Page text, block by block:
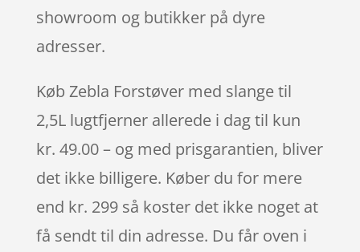
showroom og butikker på dyre
adresser.
Køb Zebla Forstøver med slange til
2,5L lugtfjerner allerede i dag til kun
kr. 49.00 – og med prisgarantien, bliver
det ikke billigere. Køber du for mere
end kr. 299 så koster det ikke noget at
få sendt til din adresse. Du får oven i